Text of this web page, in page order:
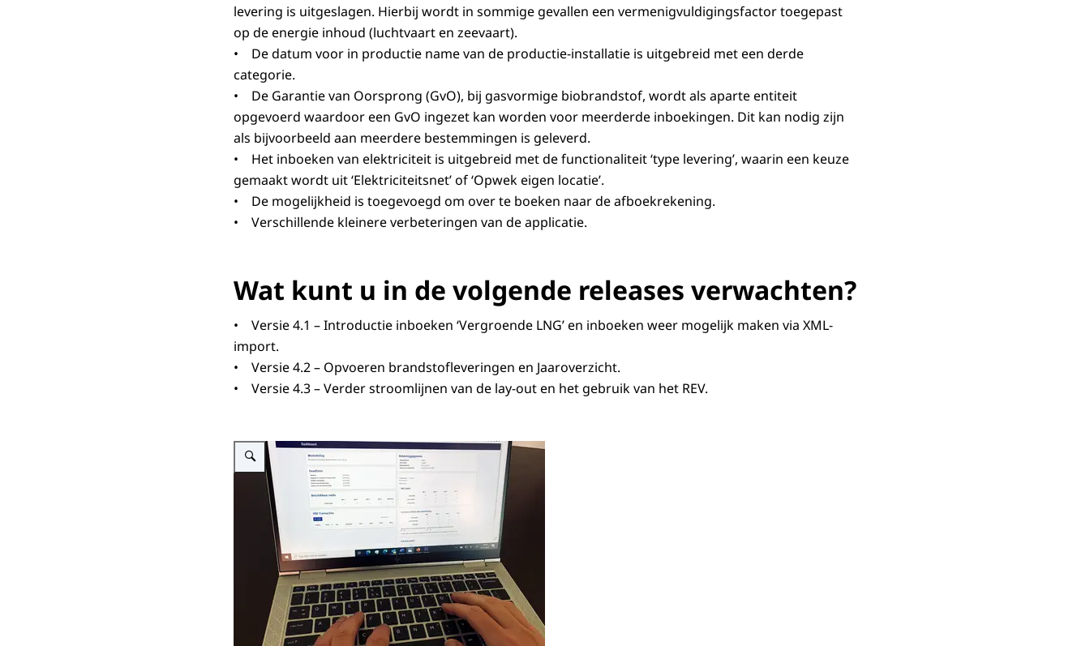
levering is uitgeslagen. Hierbij wordt in sommige gevallen een vermenigvuldigingsfactor toegepast
op de energie inhoud (luchtvaart en zeevaart).
• De datum voor in productie name van de productie-installatie is uitgebreid met een derde
categorie.
• De Garantie van Oorsprong (GvO), bij gasvormige biobrandstof, wordt als aparte entiteit
opgevoerd waardoor een GvO ingezet kan worden voor meerderde inboekingen. Dit kan nodig zijn
als bijvoorbeeld aan meerdere bestemmingen is geleverd.
• Het inboeken van elektriciteit is uitgebreid met de functionaliteit ‘type levering’, waarin een keuze
gemaakt wordt uit ‘Elektriciteitsnet’ of ‘Opwek eigen locatie’.
• De mogelijkheid is toegevoegd om over te boeken naar de afboekrekening.
• Verschillende kleinere verbeteringen van de applicatie.
Wat kunt u in de volgende releases verwachten?
• Versie 4.1 – Introductie inboeken ‘Vergroende LNG’ en inboeken weer mogelijk maken via XML-
import.
• Versie 4.2 – Opvoeren brandstofleveringen en Jaaroverzicht.
• Versie 4.3 – Verder stroomlijnen van de lay-out en het gebruik van het REV.
Vergroot afbeelding Een laptop staat open met handen op het toetsenbord. Op het scherm is het dashboard van het register voor Energie voor vervoer